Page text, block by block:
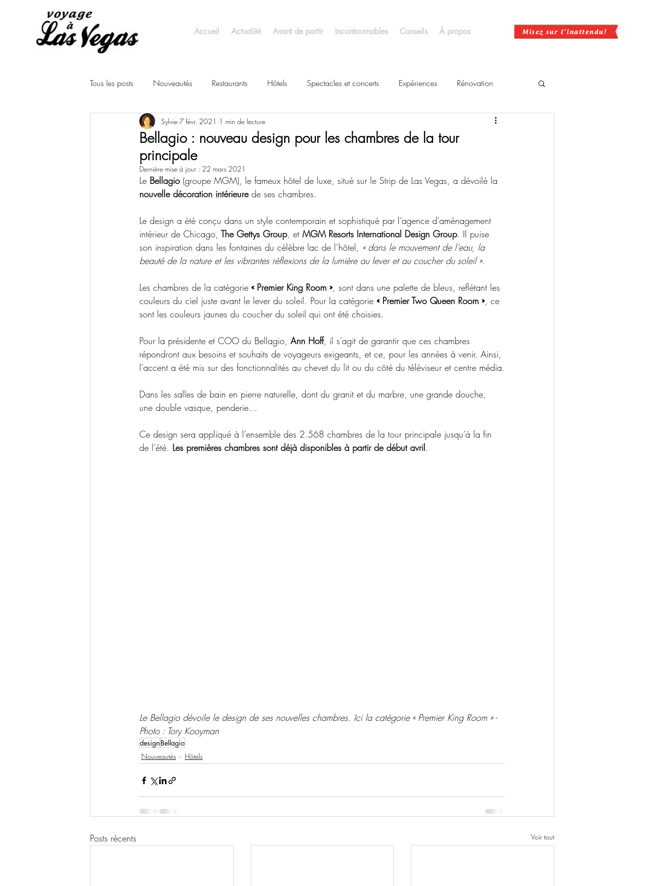
Accueil Actualité Avant de partir Incontournables Conseils À propos
Tous les posts Nouveautés Restaurants Hôtels Spectacles et concerts Expériences Rénovation
Événements
Bellagio : nouveau design pour les chambres de la tour
principale
Sylvie 7 févr. 2021 1 min de lecture
Dernière mise à jour : 22 mars 2021
Le Bellagio (groupe MGM), le fameux hôtel de luxe, situé sur le Strip de Las Vegas, a dévoilé la
nouvelle décoration intérieure de ses chambres.
Le design a été conçu dans un style contemporain et sophistiqué par l’agence d’aménagement
intérieur de Chicago, The Gettys Group, et MGM Resorts International Design Group. Il puise
son inspiration dans les fontaines du célèbre lac de l’hôtel, « dans le mouvement de l’eau, la
beauté de la nature et les vibrantes réflexions de la lumière au lever et au coucher du soleil ».
Les chambres de la catégorie « Premier King Room », sont dans une palette de bleus, reflétant les
couleurs du ciel juste avant le lever du soleil. Pour la catégorie « Premier Two Queen Room », ce
sont les couleurs jaunes du coucher du soleil qui ont été choisies.
Pour la présidente et COO du Bellagio, Ann Hoff, il s’agit de garantir que ces chambres
répondront aux besoins et souhaits de voyageurs exigeants, et ce, pour les années à venir. Ainsi,
l’accent a été mis sur des fonctionnalités au chevet du lit ou du côté du téléviseur et centre média.
Dans les salles de bain en pierre naturelle, dont du granit et du marbre, une grande douche,
une double vasque, penderie…
Ce design sera appliqué à l’ensemble des 2.568 chambres de la tour principale jusqu’à la fin
de l’été. Les premières chambres sont déjà disponibles à partir de début avril.
Le Bellagio dévoile le design de ses nouvelles chambres. Ici la catégorie « Premier King Room » -
Photo : Tory Kooyman
designBellagio
Nouveautés
Hôtels
Posts récents Voir tout